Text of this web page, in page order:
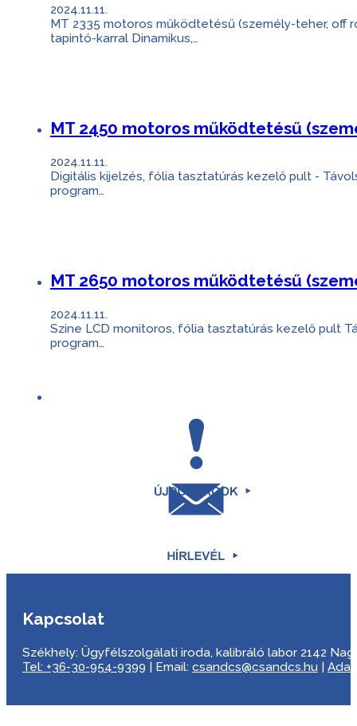
2024.11.11.
MT 2335 motoros működtetésű (személy-teher,
tapintó-karral Dinamikus,…
MT 2450 motoros működtetésű
2024.11.11.
Digitális kijelzés, fólia tasztatúrás kezelő pult -
program…
MT 2650 motoros működtetésű
2024.11.11.
Szine LCD monitoros, fólia tasztatúrás kezelő pult
program…
Kapcsolat
Székhely: Ügyfélszolgálati iroda, kalibráló labor 2142
Tel: +36-30-954-9399 | Email: csandcs@csandcs.hu |